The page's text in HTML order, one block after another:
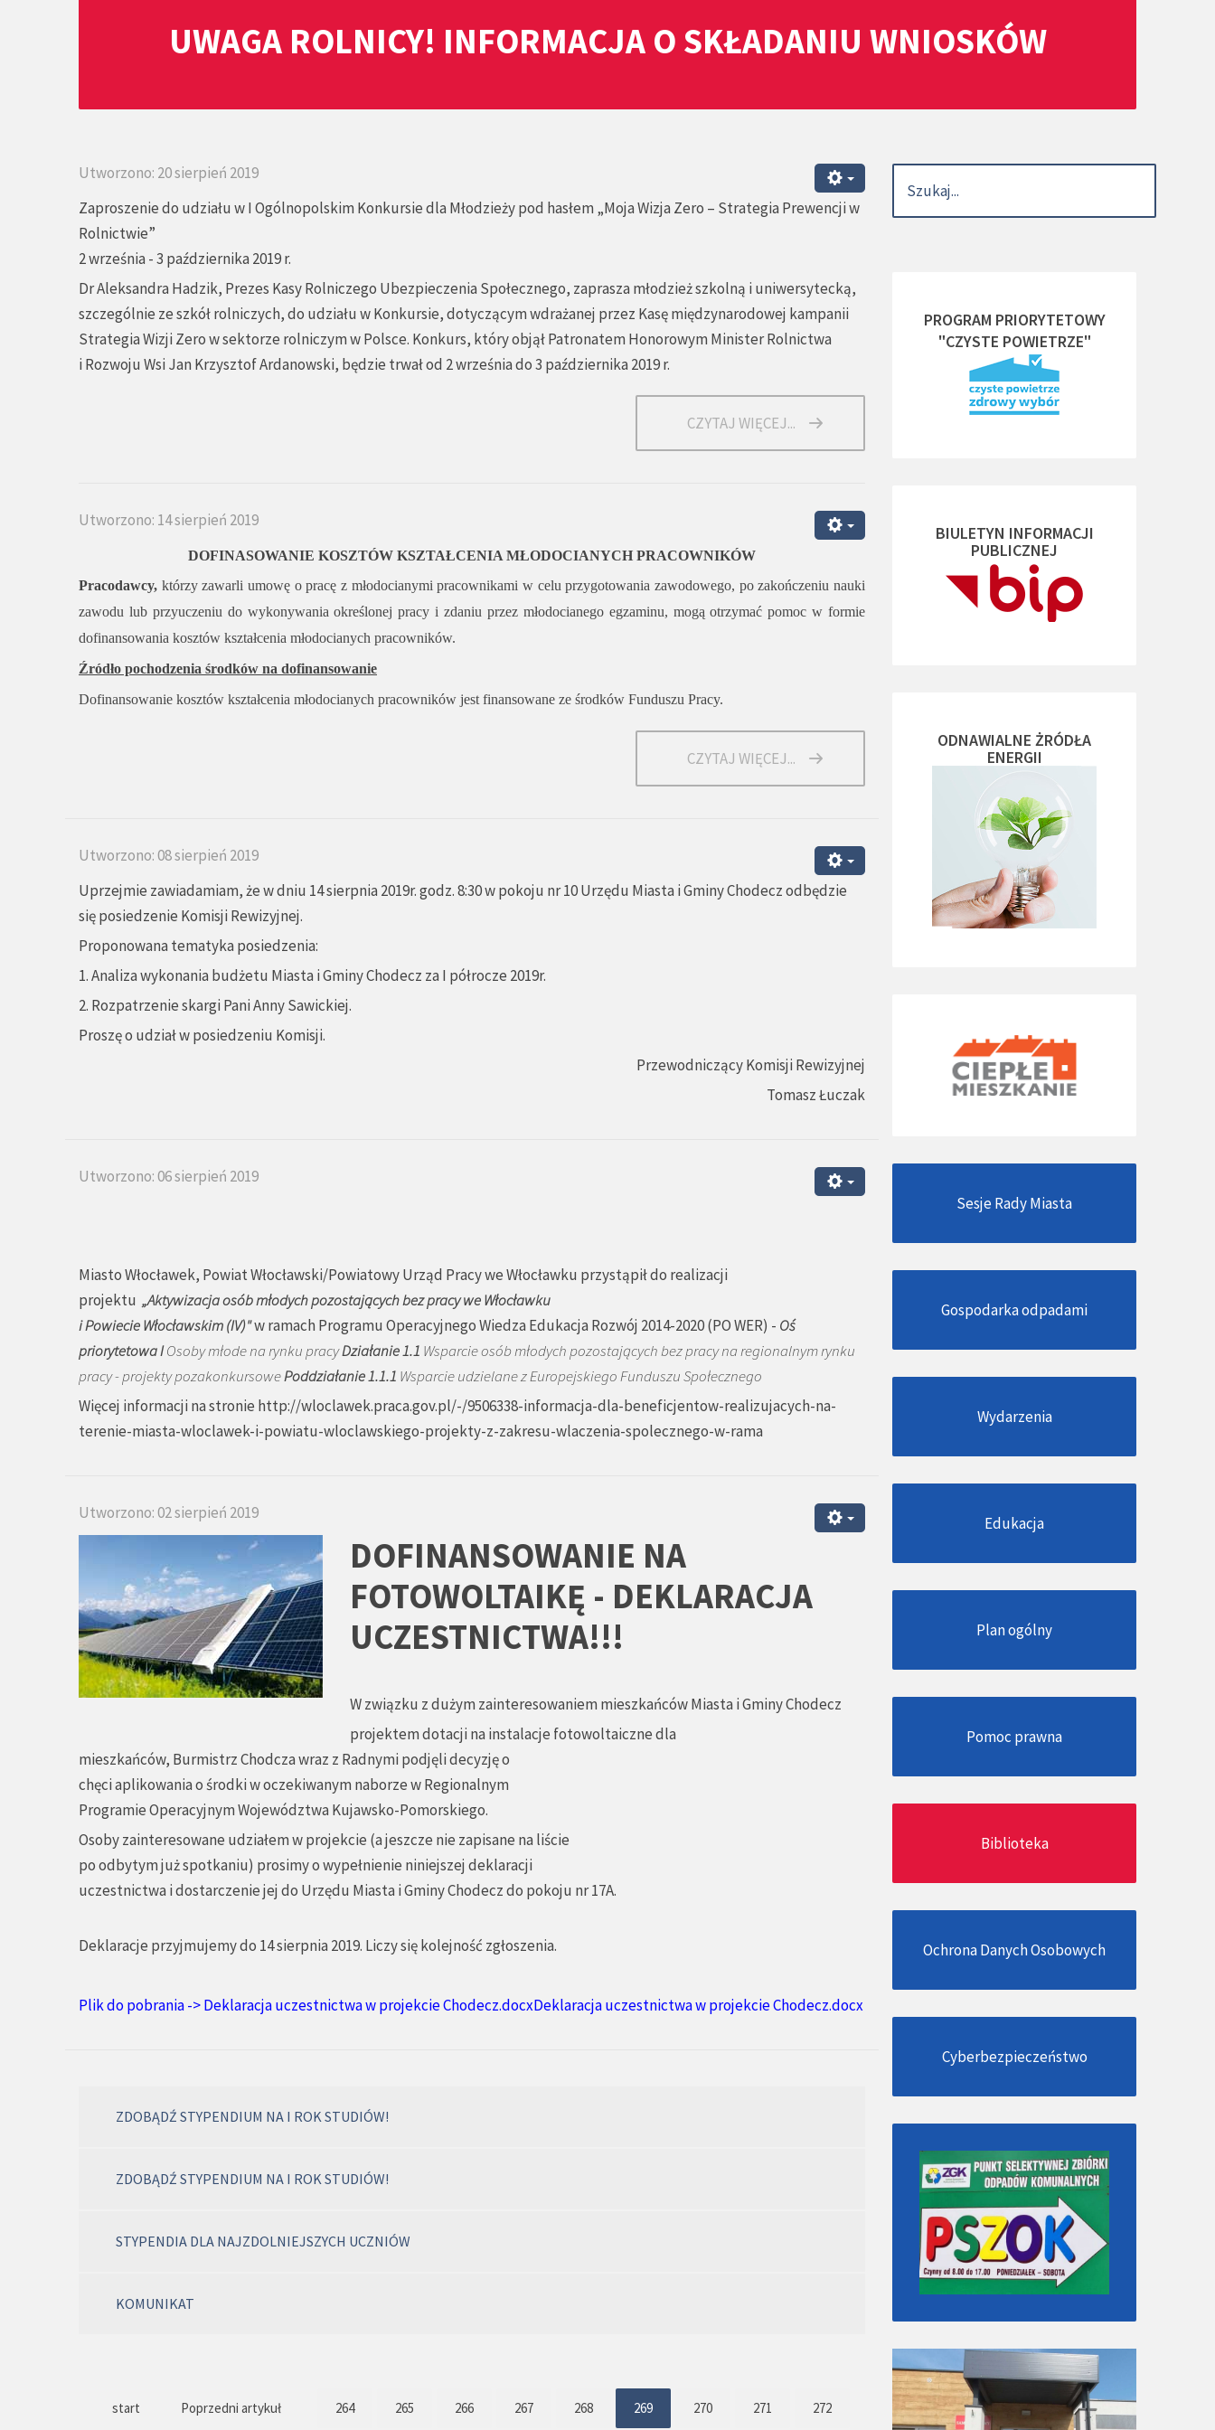
UWAGA ROLNICY! INFORMACJA O SKŁADANIU WNIOSKÓW
Utworzono: 20 sierpień 2019
Zaproszenie do udziału w I Ogólnopolskim Konkursie dla Młodzieży pod hasłem „Moja Wizja Zero – Strategia Prewencji w
Rolnictwie”
2 września - 3 października 2019 r.
Dr Aleksandra Hadzik, Prezes Kasy Rolniczego Ubezpieczenia Społecznego, zaprasza młodzież szkolną i uniwersytecką,
szczególnie ze szkół rolniczych, do udziału w Konkursie, dotyczącym wdrażanej przez Kasę międzynarodowej kampanii
Strategia Wizji Zero w sektorze rolniczym w Polsce. Konkurs, który objął Patronatem Honorowym Minister Rolnictwa
i Rozwoju Wsi Jan Krzysztof Ardanowski, będzie trwał od 2 września do 3 października 2019 r.
CZYTAJ WIĘCEJ...
Utworzono: 14 sierpień 2019
DOFINASOWANIE KOSZTÓW KSZTAŁCENIA MŁODOCIANYCH PRACOWNIKÓW
Pracodawcy, którzy zawarli umowę o pracę z młodocianymi pracownikami w celu przygotowania zawodowego, po zakończeniu nauki
zawodu lub przyuczeniu do wykonywania określonej pracy i zdaniu przez młodocianego egzaminu, mogą otrzymać pomoc w formie
dofinansowania kosztów kształcenia młodocianych pracowników.
Źródło pochodzenia środków na dofinansowanie
Dofinansowanie kosztów kształcenia młodocianych pracowników jest finansowane ze środków Funduszu Pracy.
CZYTAJ WIĘCEJ...
Utworzono: 08 sierpień 2019
Uprzejmie zawiadamiam, że w dniu 14 sierpnia 2019r. godz. 8:30 w pokoju nr 10 Urzędu Miasta i Gminy Chodecz odbędzie
się posiedzenie Komisji Rewizyjnej.
Proponowana tematyka posiedzenia:
1. Analiza wykonania budżetu Miasta i Gminy Chodecz za I półrocze 2019r.
2. Rozpatrzenie skargi Pani Anny Sawickiej.
Proszę o udział w posiedzeniu Komisji.
Przewodniczący Komisji Rewizyjnej
Tomasz Łuczak
Utworzono: 06 sierpień 2019
Miasto Włocławek, Powiat Włocławski/Powiatowy Urząd Pracy we Włocławku przystąpił do realizacji
projektu „Aktywizacja osób młodych pozostających bez pracy we Włocławku
i Powiecie Włocławskim (IV)"w ramach Programu Operacyjnego Wiedza Edukacja Rozwój 2014-2020 (PO WER) - Oś
priorytetowa IOsoby młode na rynku pracyDziałanie 1.1 Wsparcie osób młodych pozostających bez pracy na regionalnym rynku
pracy - projekty pozakonkursowePoddziałanie 1.1.1 Wsparcie udzielane z Europejskiego Funduszu Społecznego
Więcej informacji na stronie http://wloclawek.praca.gov.pl/-/9506338-informacja-dla-beneficjentow-realizujacych-na-
terenie-miasta-wloclawek-i-powiatu-wloclawskiego-projekty-z-zakresu-wlaczenia-spolecznego-w-rama
Utworzono: 02 sierpień 2019
DOFINANSOWANIE NA
FOTOWOLTAIKĘ - DEKLARACJA
UCZESTNICTWA!!!
W związku z dużym zainteresowaniem mieszkańców Miasta i Gminy Chodecz
projektem dotacji na instalacje fotowoltaiczne dla
mieszkańców, Burmistrz Chodcza wraz z Radnymi podjęli decyzję o
chęci aplikowania o środki w oczekiwanym naborze w Regionalnym
Programie Operacyjnym Województwa Kujawsko-Pomorskiego.
Osoby zainteresowane udziałem w projekcie (a jeszcze nie zapisane na liście
po odbytym już spotkaniu) prosimy o wypełnienie niniejszej deklaracji
uczestnictwa i dostarczenie jej do Urzędu Miasta i Gminy Chodecz do pokoju nr 17A.
Deklaracje przyjmujemy do 14 sierpnia 2019. Liczy się kolejność zgłoszenia.
Plik do pobrania -> Deklaracja uczestnictwa w projekcie Chodecz.docxDeklaracja uczestnictwa w projekcie Chodecz.docx
ZDOBĄDŹ STYPENDIUM NA I ROK STUDIÓW!
ZDOBĄDŹ STYPENDIUM NA I ROK STUDIÓW!
STYPENDIA DLA NAJZDOLNIEJSZYCH UCZNIÓW
KOMUNIKAT
start Poprzedni artykuł 264 265 266 267 268 269 270 271 272
PROGRAM PRIORYTETOWY
"CZYSTE POWIETRZE"
BIULETYN INFORMACJI
PUBLICZNEJ
ODNAWIALNE ŻRÓDŁA
ENERGII
Sesje Rady Miasta
Gospodarka odpadami
Wydarzenia
Edukacja
Plan ogólny
Pomoc prawna
Biblioteka
Ochrona Danych Osobowych
Cyberbezpieczeństwo